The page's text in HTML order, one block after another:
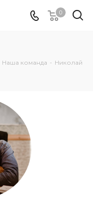
0
Наша команда - Николай